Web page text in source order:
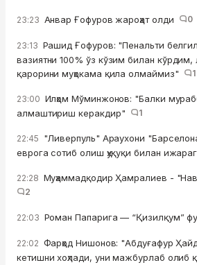
23:23 Анвар Ғофуров жароҳат олди 0
23:13 Рашид Ғофуров: "Пенальти
вазиятни 100% ўз кўзим билан кўрдим,
қарорини муҳокама қила олмаймиз"
1
23:00 Илҳом Мўминжонов: "Балки
алмаштириш керакдир"
1
22:45 "Ливерпуль" Араухони
еврога сотиб олиш ҳуқуқи билан
22:28 Муҳаммадқодир Ҳамралиев -
2
22:03 Роман Папарига — “Қизилқум”
22:02 Фарҳод Нишонов: "Абдуғафур
кетишни хоҳлади, уни мажбурлаб олиб